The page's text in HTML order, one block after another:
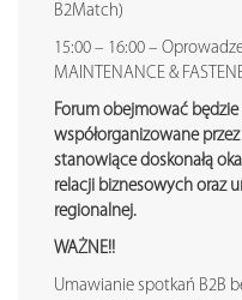
B2Match)
15:00 – 16:00 –
MAINTENANCE &
Forum obejmować
współorganizowane
stanowiące doskonałą
relacji biznesowych oraz
regionalnej.
WAŻNE!!
Umawianie spotkań B2B